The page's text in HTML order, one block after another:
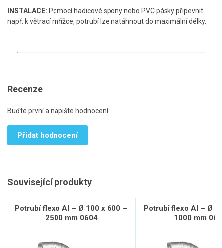
INSTALACE: Pomocí hadicové spony nebo PVC pásky připevnit
např. k větrací mřížce, potrubí lze natáhnout do maximální délky.
Recenze
Buďte první a napište hodnocení
Přidat hodnocení
Související produkty
Potrubí flexo Al – Ø 100 x 600 –
2500 mm 0604
Potrubí flexo Al – Ø
1000 mm